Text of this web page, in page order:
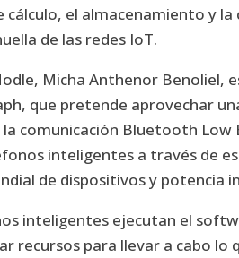
cálculo, el almacenamiento y
de las redes IoT.
Micha Anthenor
que pretende aprovechar
comunicación Bluetooth Low
inteligentes a través de
de dispositivos y potencia
inteligentes ejecutan el
recursos para llevar a cabo